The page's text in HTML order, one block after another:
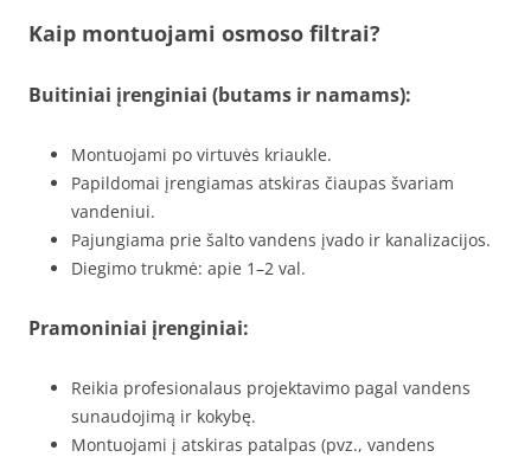
Kaip montuojami osmoso filtrai?
Buitiniai įrenginiai (butams ir namams):
Montuojami po virtuvės kriaukle.
Papildomai įrengiamas atskiras čiaupas švariam
vandeniui.
Pajungiama prie šalto vandens įvado ir kanalizacijos.
Diegimo trukmė: apie 1–2 val.
Pramoniniai įrenginiai:
Reikia profesionalaus projektavimo pagal vandens
sunaudojimą ir kokybę.
Montuojami į atskiras patalpas (pvz., vandens